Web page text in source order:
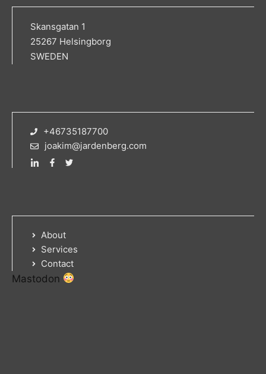
Skansgatan 1
25267 Helsingborg
SWEDEN
+46735187700
joakim@jardenberg.com
About
Services
Contact
Mastodon